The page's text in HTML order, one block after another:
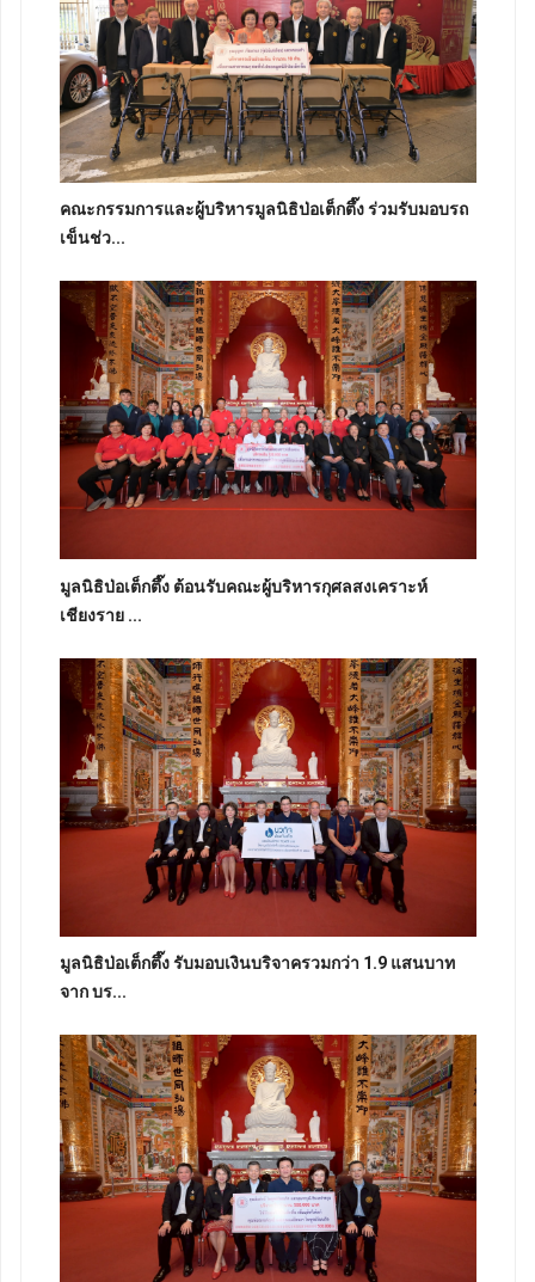
คณะกรรมการและผู้บริหารมูลนิธิป่อเต็กตึ๊ง ร่วมรับมอบรถ
เข็นช่ว...
มูลนิธิป่อเต็กตึ๊ง ต้อนรับคณะผู้บริหารกุศลสงเคราะห์
เชียงราย ...
มูลนิธิป่อเต็กตึ๊ง รับมอบเงินบริจาครวมกว่า 1.9 แสนบาท
จาก บร...